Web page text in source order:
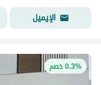
الإيميل
0.3% خصم